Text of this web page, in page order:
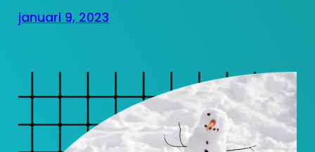
januari 9, 2023